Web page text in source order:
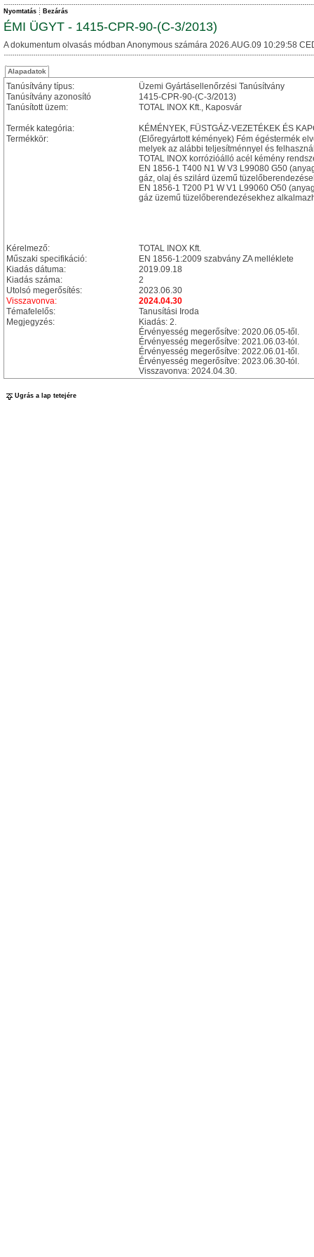
Nyomtatás Bezárás
ÉMI ÜGYT - 1415-CPR-90-(C-3/2013)
A dokumentum olvasás módban Anonymous számára 2026.AUG.09 10:29:58
Alapadatok
Tanúsítvány típus:
Üzemi Gyártásellenőrzési Tanúsítvány
Tanúsítvány azonosító
1415-CPR-90-(C-3/2013)
Tanúsított üzem:
TOTAL INOX Kft., Kaposvár
Termék kategória:
KÉMÉNYEK, FÜSTGÁZ-VEZETÉKEK ÉS
Termékkör:
(Előregyártott kémények) Fém égéstermék
melyek az alábbi teljesítménnyel és
TOTAL INOX korrózióálló acél kémény
EN 1856-1 T400 N1 W V3 L99080 G50
gáz, olaj és szilárd üzemű
EN 1856-1 T200 P1 W V1 L99060 O50
gáz üzemű tüzelőberendezésekhez
Kérelmező:
TOTAL INOX Kft.
Műszaki specifikáció:
EN 1856-1:2009 szabvány ZA melléklete
Kiadás dátuma:
2019.09.18
Kiadás száma:
2
Utolsó megerősítés:
2023.06.30
Visszavonva:
2024.04.30
Témafelelős:
Tanusítási Iroda
Megjegyzés:
Kiadás: 2.
Érvényesség megerősítve: 2020.06.05-től.
Érvényesség megerősítve: 2021.06.03-tól.
Érvényesség megerősítve: 2022.06.01-től.
Érvényesség megerősítve: 2023.06.30-tól.
Visszavonva: 2024.04.30.
Ugrás a lap tetejére